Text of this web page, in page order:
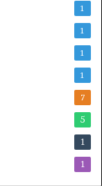
1
1
1
1
7
5
1
1